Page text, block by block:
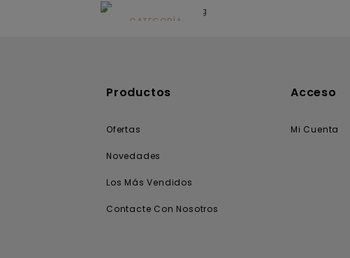
CATEGORÍA
Productos
Ofertas
Novedades
Los Más Vendidos
Contacte Con Nosotros
Acceso
Mi Cuenta